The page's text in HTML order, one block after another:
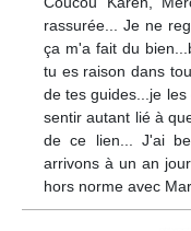
rassurée... Je ne
ça m'a fait du
tu es raison dans
de tes guides...je
sentir autant lié à
de ce lien... J'ai
arrivons à un an
hors norme avec